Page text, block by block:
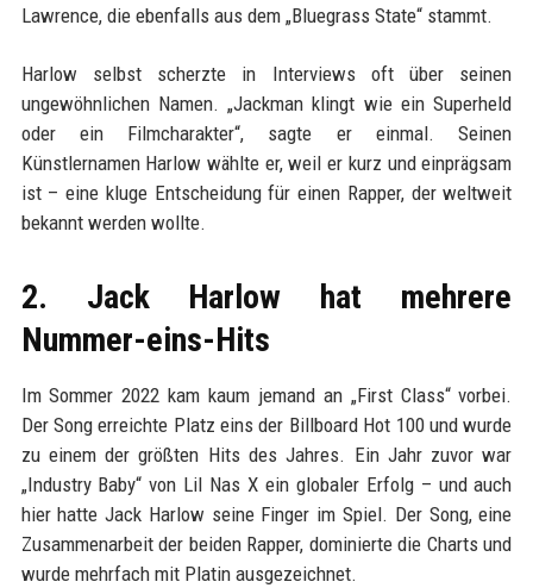
Lawrence, die ebenfalls aus dem „Bluegrass State“ stammt.
Harlow selbst scherzte in Interviews oft über seinen
ungewöhnlichen Namen. „Jackman klingt wie ein Superheld
oder ein Filmcharakter“, sagte er einmal. Seinen
Künstlernamen Harlow wählte er, weil er kurz und einprägsam
ist – eine kluge Entscheidung für einen Rapper, der weltweit
bekannt werden wollte.
2. Jack Harlow hat mehrere
Nummer-eins-Hits
Im Sommer 2022 kam kaum jemand an „First Class“ vorbei.
Der Song erreichte Platz eins der Billboard Hot 100 und wurde
zu einem der größten Hits des Jahres. Ein Jahr zuvor war
„Industry Baby“ von Lil Nas X ein globaler Erfolg – und auch
hier hatte Jack Harlow seine Finger im Spiel. Der Song, eine
Zusammenarbeit der beiden Rapper, dominierte die Charts und
wurde mehrfach mit Platin ausgezeichnet.